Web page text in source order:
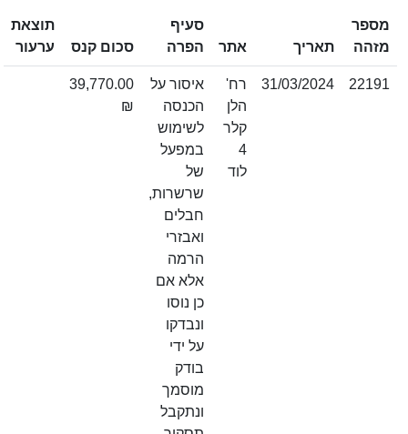
מספר
מזהה
תאריך אתר
סעיף
הפרה
סכום קנס
תוצאת
ערעור
22191
31/03/2024
רח'
הלן
קלר
4
לוד
איסור על
הכנסה
לשימוש
במפעל
של
שרשרות,
חבלים
ואבזרי
הרמה
אלא אם
כן נוסו
ונבדקו
על ידי
בודק
מוסמך
ונתקבל
39,770.00
₪